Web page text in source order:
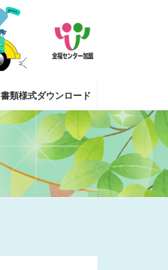
書類様式ダウンロード